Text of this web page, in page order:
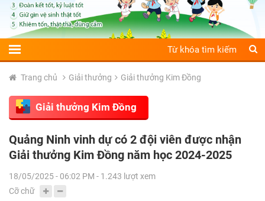
Trang chủ Giải thưởng Giải thưởng Kim Đồng
Giải thưởng Kim Đồng
Quảng Ninh vinh dự có 2 đội viên được nhận
Giải thưởng Kim Đồng năm học 2024-2025
18/05/2025 - 06:02 PM - 1.243 lượt xem
Cỡ chữ